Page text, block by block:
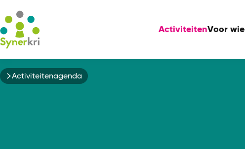
ActiviteitenVoor wie
Kruimelpad
Activiteitenagenda